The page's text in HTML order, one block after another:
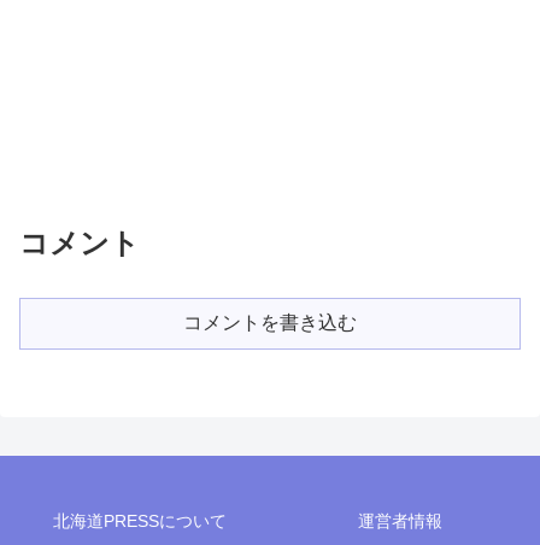
コメント
コメントを書き込む
北海道PRESSについて
運営者情報